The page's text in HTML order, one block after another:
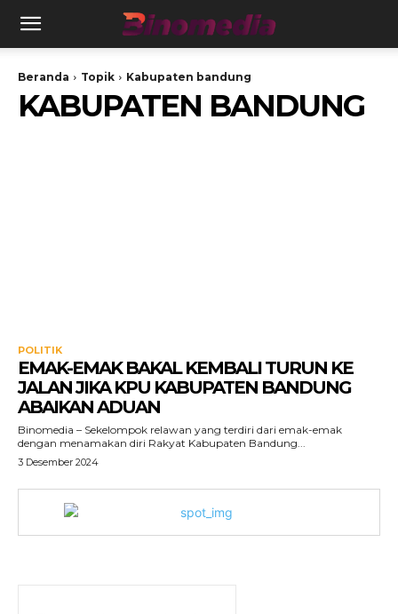
Beranda Topik Kabupaten bandung
KABUPATEN BANDUNG
POLITIK
EMAK-EMAK BAKAL KEMBALI TURUN KE
JALAN JIKA KPU KABUPATEN BANDUNG
ABAIKAN ADUAN
Binomedia – Sekelompok relawan yang terdiri dari emak-emak
dengan menamakan diri Rakyat Kabupaten Bandung...
3 Desember 2024